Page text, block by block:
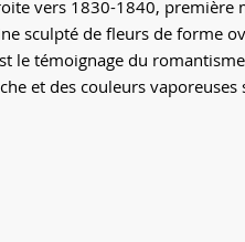
vers 1830-1840, première
sculpté de fleurs de forme
le témoignage du
et des couleurs vaporeuses